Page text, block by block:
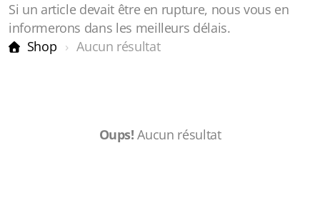
Si un article devait être en rupture, nous vous en
informerons dans les meilleurs délais.
Shop
Aucun résultat
Oups! Aucun résultat